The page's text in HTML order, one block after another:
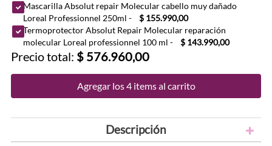
Mascarilla Absolut repair Molecular cabello muy dañado
Loreal Professionnel 250ml -
$ 155.990,00
Termoprotector Absolut Repair Molecular reparación
molecular Loreal professionnel 100 ml - $ 143.990,00
Precio total: $ 576.960,00
Agregar los 4 items al carrito
Descripción